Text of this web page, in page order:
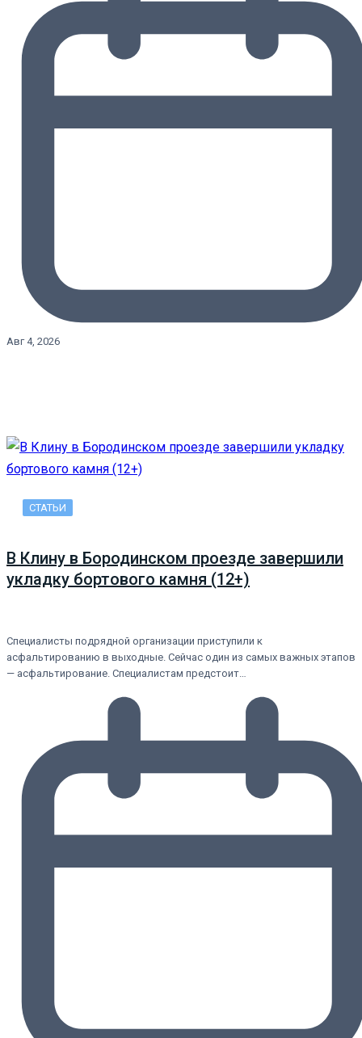
Авг 4, 2026
СТАТЬИ
В Клину в Бородинском проезде завершили
укладку бортового камня (12+)
Специалисты подрядной организации приступили к
асфальтированию в выходные. Сейчас один из самых важных этапов
— асфальтирование. Специалистам предстоит…